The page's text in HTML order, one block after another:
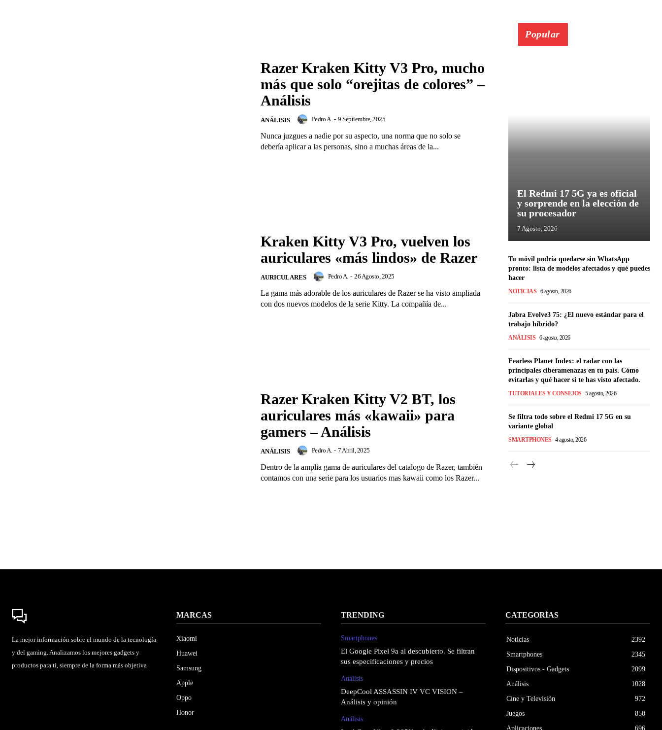
Razer Kraken Kitty V3 Pro, mucho
más que solo “orejitas de colores” –
Análisis
ANÁLISIS Pedro A. - 9 Septiembre, 2025
Nunca juzgues a nadie por su aspecto, una norma que no solo se
debería aplicar a las personas, sino a muchas áreas de la...
Kraken Kitty V3 Pro, vuelven los
auriculares «más lindos» de Razer
AURICULARES Pedro A. - 26 Agosto, 2025
La gama más adorable de los auriculares de Razer se ha visto ampliada
con dos nuevos modelos de la serie Kitty. La compañía de...
Razer Kraken Kitty V2 BT, los
auriculares más «kawaii» para
gamers – Análisis
ANÁLISIS Pedro A. - 7 Abril, 2025
Dentro de la amplia gama de auriculares del catalogo de Razer, también
contamos con una serie para los usuarios mas kawaii como los Razer...
Popular
El Redmi 17 5G ya es oficial
y sorprende en la elección de
su procesador
7 Agosto, 2026
Tu móvil podría quedarse sin WhatsApp
pronto: lista de modelos afectados y qué puedes
hacer
NOTICIAS 6 agosto, 2026
Jabra Evolve3 75: ¿El nuevo estándar para el
trabajo híbrido?
ANÁLISIS 6 agosto, 2026
Fearless Planet Index: el radar con las
principales ciberamenazas en tu país. Cómo
evitarlas y qué hacer si te has visto afectado.
TUTORIALES Y CONSEJOS 5 agosto, 2026
Se filtra todo sobre el Redmi 17 5G en su
variante global
SMARTPHONES 4 agosto, 2026
La mejor información sobre el mundo de la tecnología
y del gaming. Analizamos los mejores gadgets y
productos para ti, siempre de la forma más objetiva
MARCAS
Xiaomi
Huawei
Samsung
Apple
Oppo
Honor
TRENDING
Smartphones
El Google Pixel 9a al descubierto. Se filtran
sus especificaciones y precios
Análisis
DeepCool ASSASSIN IV VC VISION –
Análisis y opinión
Análisis
CATEGORÍAS
Noticias
2392
Smartphones
2345
Dispositivos - Gadgets
2099
Análisis
1028
Cine y Televisión
972
Juegos
850
Aplicaciones
696